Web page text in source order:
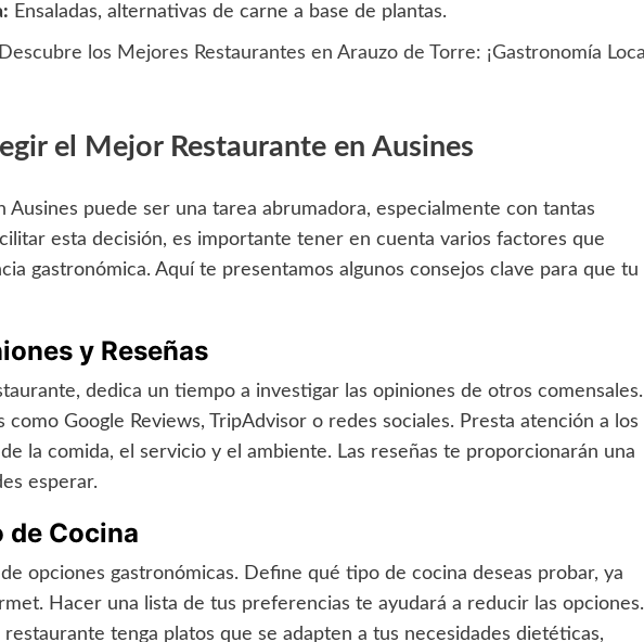
Ensaladas, alternativas de carne a base de plantas.
Descubre los Mejores Restaurantes en Arauzo de Torre: ¡Gastronomía Local
el Mejor Restaurante en Ausines
Ausines puede ser una tarea abrumadora, especialmente con tantas
esta decisión, es importante tener en cuenta varios factores que
gastronómica. Aquí te presentamos algunos consejos clave para que tu
y Reseñas
dedica un tiempo a investigar las opiniones de otros comensales.
como Google Reviews, TripAdvisor o redes sociales. Presta atención a los
la comida, el servicio y el ambiente. Las reseñas te proporcionarán una
esperar.
de Cocina
opciones gastronómicas. Define qué tipo de cocina deseas probar, ya
Hacer una lista de tus preferencias te ayudará a reducir las opciones.
tenga platos que se adapten a tus necesidades dietéticas,